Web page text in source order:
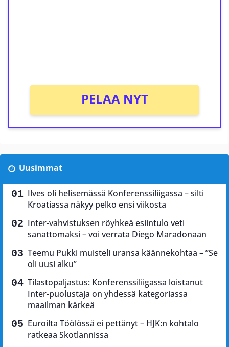
PELAA NYT
Uusimmat
Ilves oli helisemässä Konferenssiliigassa – silti
Kroatiassa näkyy pelko ensi viikosta
Inter-vahvistuksen röyhkeä esiintulo veti
sanattomaksi – voi verrata Diego Maradonaan
Teemu Pukki muisteli uransa käännekohtaa – ”Se
oli uusi alku”
Tilastopaljastus: Konferenssiliigassa loistanut
Inter-puolustaja on yhdessä kategoriassa
maailman kärkeä
Euroilta Töölössä ei pettänyt – HJK:n kohtalo
ratkeaa Skotlannissa